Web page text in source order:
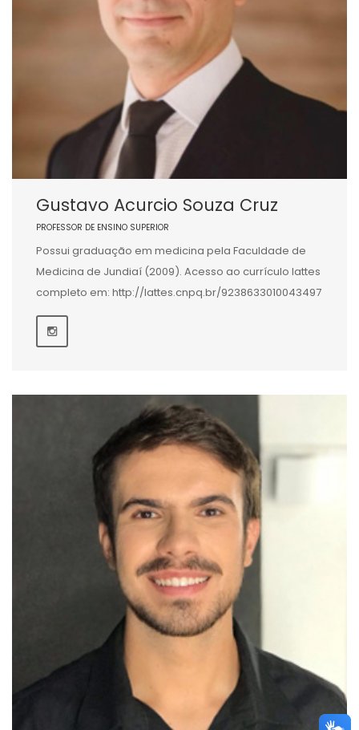
Gustavo Acurcio Souza Cruz
PROFESSOR DE ENSINO SUPERIOR
Possui graduação em medicina pela Faculdade de
Medicina de Jundiaí (2009). Acesso ao currículo lattes
completo em: http://lattes.cnpq.br/9238633010043497